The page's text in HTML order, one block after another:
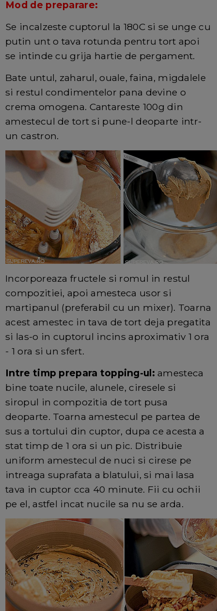
Mod de preparare:
Se incalzeste cuptorul la 180C si se unge cu
putin unt o tava rotunda pentru tort apoi
se intinde cu grija hartie de pergament.
Bate untul, zaharul, ouale, faina, migdalele
si restul condimentelor pana devine o
crema omogena. Cantareste 100g din
amestecul de tort si pune-l deoparte intr-
un castron.
Incorporeaza fructele si romul in restul
compozitiei, apoi amesteca usor si
martipanul (preferabil cu un mixer). Toarna
acest amestec in tava de tort deja pregatita
si las-o in cuptorul incins aproximativ 1 ora
- 1 ora si un sfert.
Intre timp prepara topping-ul: amesteca
bine toate nucile, alunele, ciresele si
siropul in compozitia de tort pusa
deoparte. Toarna amestecul pe partea de
sus a tortului din cuptor, dupa ce acesta a
stat timp de 1 ora si un pic. Distribuie
uniform amestecul de nuci si cirese pe
intreaga suprafata a blatului, si mai lasa
tava in cuptor cca 40 minute. Fii cu ochii
pe el, astfel incat nucile sa nu se arda.